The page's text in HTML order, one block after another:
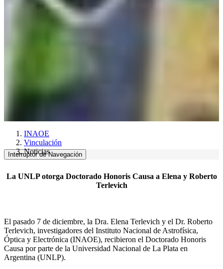
INAOE
Vinculación
Noticias
Interruptor de Navegación
La UNLP otorga Doctorado Honoris Causa a Elena y Roberto
Terlevich
El pasado 7 de diciembre, la Dra. Elena Terlevich y el Dr. Roberto
Terlevich, investigadores del Instituto Nacional de Astrofísica,
Óptica y Electrónica (INAOE), recibieron el Doctorado Honoris
Causa por parte de la Universidad Nacional de La Plata en
Argentina (UNLP).